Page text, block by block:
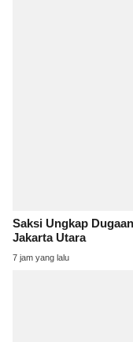
Saksi Ungkap
Jakarta Utara
7 jam yang lalu